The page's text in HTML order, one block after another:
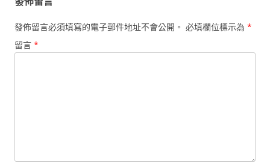
發佈留言必須填寫的電子郵件地址不會公開。 必填欄位標示為 *
留言 *